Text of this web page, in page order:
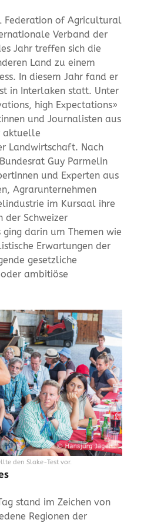
Federation of Agricultural
Verband der
Jahr treffen sich die
Land zu einem
In diesem Jahr fand er
in Interlaken statt. Unter
high Expectations»
und Journalisten aus
aktuelle
Landwirtschaft. Nach
Guy Parmelin
und Experten aus
Agrarunternehmen
im Kursaal ihre
der Schweizer
darin um Themen wie
Erwartungen der
gesetzliche
ambitiöse
den Slake-Test vor.
stand im Zeichen von
Regionen der